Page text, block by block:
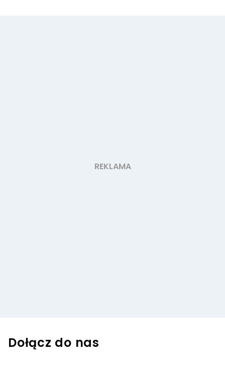
Dołącz do nas